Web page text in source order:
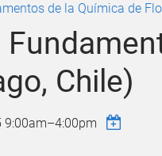
de la Química de
Chile)
9:00am–4:00pm